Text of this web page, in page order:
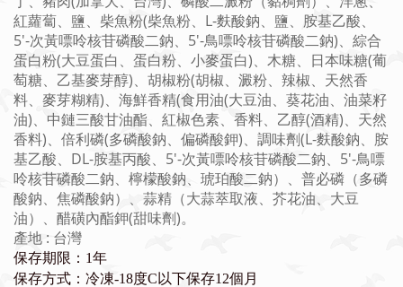
紅蘿蔔、鹽、柴魚粉(柴魚粉、L-麩酸鈉、鹽、胺基乙酸、
5'-次黃嘌呤核苷磷酸二鈉、5'-鳥嘌呤核苷磷酸二鈉)、綜合
蛋白粉(大豆蛋白、蛋白粉、小麥蛋白)、木糖、日本味糖(葡
萄糖、乙基麥芽醇)、胡椒粉(胡椒、澱粉、辣椒、天然香
料、麥芽糊精)、海鮮香精(食用油(大豆油、葵花油、油菜籽
油)、中鏈三酸甘油酯、紅椒色素、香料、乙醇(酒精)、天然
香料)、倍利磷(多磷酸鈉、偏磷酸鉀)、調味劑(L-麩酸鈉、胺
基乙酸、DL-胺基丙酸、5'-次黃嘌呤核苷磷酸二鈉、5'-鳥嘌
呤核苷磷酸二鈉、檸檬酸鈉、琥珀酸二鈉）、普必磷（多磷
酸鈉、焦磷酸鈉）、蒜精（大蒜萃取液、芥花油、大豆
油）、醋磺內酯鉀(甜味劑)。
產地 : 台灣
保存期限：1年
保存方式：冷凍-18度C以下保存12個月